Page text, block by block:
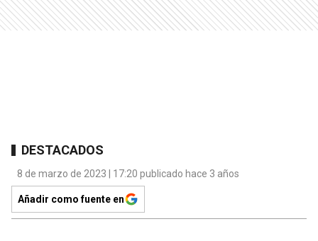
DESTACADOS
8 de marzo de 2023 | 17:20 publicado hace 3 años
Añadir como fuente en